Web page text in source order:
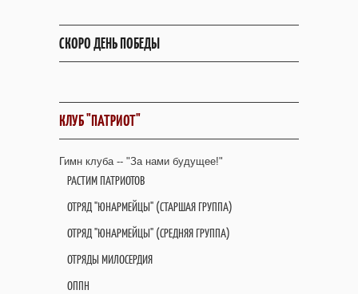
СКОРО ДЕНЬ ПОБЕДЫ
КЛУБ "ПАТРИОТ"
Гимн клуба -- "За нами будущее!"
РАСТИМ ПАТРИОТОВ
ОТРЯД "ЮНАРМЕЙЦЫ" (СТАРШАЯ ГРУППА)
ОТРЯД "ЮНАРМЕЙЦЫ" (СРЕДНЯЯ ГРУППА)
ОТРЯДЫ МИЛОСЕРДИЯ
ОППН